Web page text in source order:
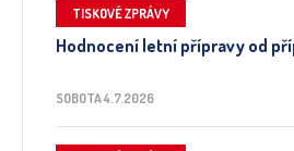
TISKOVÉ ZPRÁVY
Hodnocení letní přípravy od
SOBOTA 4.7.2026